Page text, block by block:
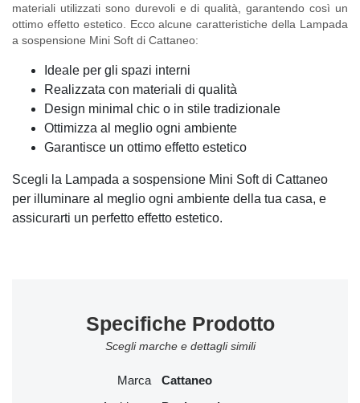
materiali utilizzati sono durevoli e di qualità, garantendo così un
ottimo effetto estetico. Ecco alcune caratteristiche della Lampada
a sospensione Mini Soft di Cattaneo:
Ideale per gli spazi interni
Realizzata con materiali di qualità
Design minimal chic o in stile tradizionale
Ottimizza al meglio ogni ambiente
Garantisce un ottimo effetto estetico
Scegli la Lampada a sospensione Mini Soft di Cattaneo
per illuminare al meglio ogni ambiente della tua casa, e
assicurarti un perfetto effetto estetico.
Specifiche Prodotto
Scegli marche e dettagli simili
Marca Cattaneo